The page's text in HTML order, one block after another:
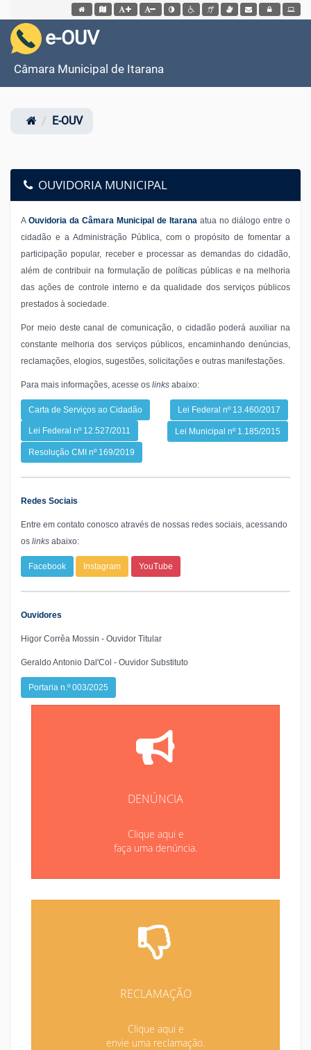
Acessar página inicial do site
Acessar o mapa do site
Ação para aumentar tamanho da fonte do site
Ação para diminuir tamanho da fonte do site
Ação para aplicar auto contraste no site
Acessar página sobre acessibilidade do
Acessar página sobre NVDA -
Acessar página sobre
Acessar Webmail
Acessar Intranet
e-OUV
Câmara Municipal de Itarana
E-OUV
OUVIDORIA MUNICIPAL
A Ouvidoria da Câmara Municipal de Itarana atua no diálogo entre o
cidadão e a Administração Pública, com o propósito de fomentar a
participação popular, receber e processar as demandas do cidadão,
além de contribuir na formulação de políticas públicas e na melhoria
das ações de controle interno e da qualidade dos serviços públicos
prestados à sociedade.
Por meio deste canal de comunicação, o cidadão poderá auxiliar na
constante melhoria dos serviços públicos, encaminhando denúncias,
reclamações, elogios, sugestões, solicitações e outras manifestações.
Para mais informações, acesse os links abaixo:
Carta de Serviços ao Cidadão Lei Federal nº 13.460/2017
Lei Federal nº 12.527/2011 Lei Municipal nº 1.185/2015
Resolução CMI nº 169/2019
Redes Sociais
Entre em contato conosco através de nossas redes sociais, acessando
os links abaixo:
Facebook Instagram YouTube
Ouvidores
Higor Corrêa Mossin - Ouvidor Titular
Geraldo Antonio Dal'Col - Ouvidor Substituto
Portaria n.º 003/2025
DENÚNCIA
Clique aqui e
faça uma denúncia.
RECLAMAÇÃO
Clique aqui e
envie uma reclamação.